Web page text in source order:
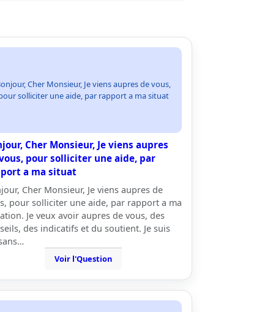
Cher Monsieur, Je viens aupres de vous,
solliciter une aide, par rapport a ma situat
Cher Monsieur, Je viens aupres
pour solliciter une aide, par
a ma situat
Cher Monsieur, Je viens aupres de
pour solliciter une aide, par rapport a ma
Je veux avoir aupres de vous, des
des indicatifs et du soutient. Je suis
Voir l'Question